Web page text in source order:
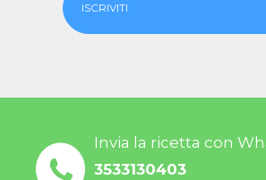
ISCRIVITI
Invia la ricetta con
3533130403